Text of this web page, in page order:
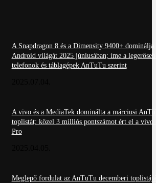
A Snapdragon 8 és a Dimensity 9400+ dominálja
Android világát 2025 júniusában; íme a
telefonok és táblagépek AnTuTu szerint
A vivo és a MediaTek dominálta a márciusi
toplistát; közel 3 milliós pontszámot ért el a vivo
Pro
Meglepő fordulat az AnTuTu decemberi